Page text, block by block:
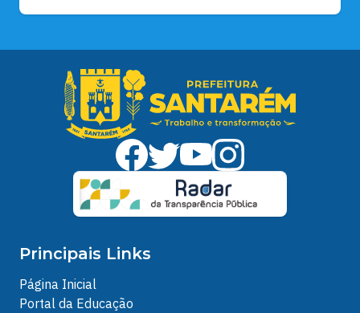
Principais Links
Página Inicial
Portal da Educação